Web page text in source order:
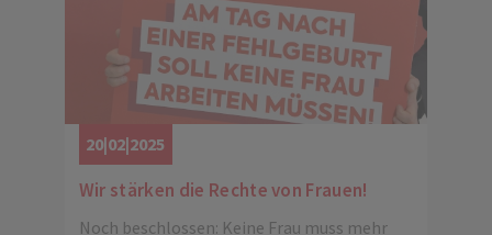
20|02|2025
Wir stärken die Rechte von Frauen!
Noch beschlossen: Keine Frau muss mehr